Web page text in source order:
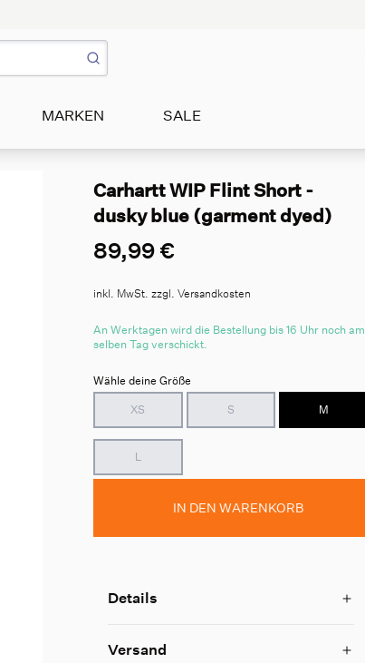
MARKEN SALE
Carhartt WIP Flint Short -
dusky blue (garment dyed)
89,99 €
inkl. MwSt. zzgl. Versandkosten
An Werktagen wird die Bestellung bis 16 Uhr noch am
selben Tag verschickt.
Wähle deine Größe
XS
S M
L
IN DEN WARENKORB
Details
Versand